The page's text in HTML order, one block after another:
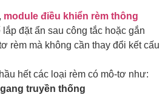
module điều khiển rèm thông
lắp đặt ẩn sau công tắc hoặc gắn
rèm mà không cần thay đổi kết cấu
hết các loại rèm có mô-tơ như:
truyền thống